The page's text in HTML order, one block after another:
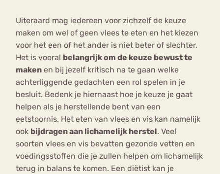
Uiteraard mag iedereen voor zichzelf de keuze
maken om wel of geen vlees te eten en het kiezen
voor het een of het ander is niet beter of slechter.
Het is vooral belangrijk om de keuze bewust te
maken en bij jezelf kritisch na te gaan welke
achterliggende gedachten een rol spelen in je
besluit. Bedenk je hiernaast hoe je keuze je gaat
helpen als je herstellende bent van een
eetstoornis. Het eten van vlees en vis kan namelijk
ook bijdragen aan lichamelijk herstel. Veel
soorten vlees en vis bevatten gezonde vetten en
voedingsstoffen die je zullen helpen om lichamelijk
terug in balans te komen. Een diëtist kan je